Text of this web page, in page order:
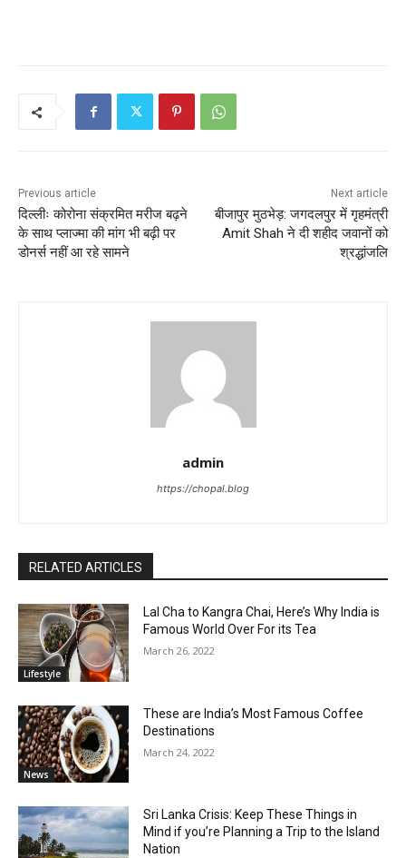
Previous article
दिल्लीः कोरोना संक्रमित मरीज बढ़ने
के साथ प्लाज्मा की मांग भी बढ़ी पर
डोनर्स नहीं आ रहे सामने
Next article
बीजापुर मुठभेड़: जगदलपुर में गृहमंत्री
Amit Shah ने दी शहीद जवानों को
श्रद्धांजलि
admin
https://chopal.blog
RELATED ARTICLES
Lifestyle
Lal Cha to Kangra Chai, Here’s Why India is
Famous World Over For its Tea
March 26, 2022
News
These are India’s Most Famous Coffee
Destinations
March 24, 2022
Sri Lanka Crisis: Keep These Things in
Mind if you’re Planning a Trip to the Island
Nation